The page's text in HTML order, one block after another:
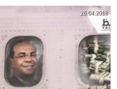
26.04.2018